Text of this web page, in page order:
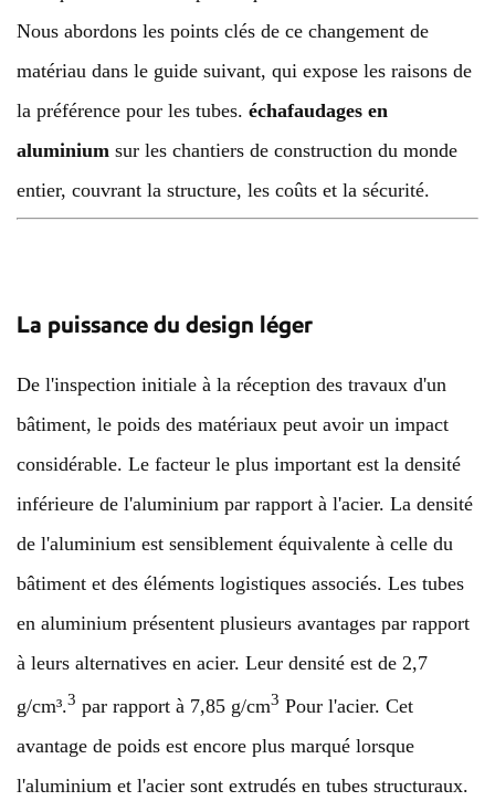
Nous abordons les points clés de ce changement de
matériau dans le guide suivant, qui expose les raisons de
la préférence pour les tubes. échafaudages en
aluminium sur les chantiers de construction du monde
entier, couvrant la structure, les coûts et la sécurité.
La puissance du design léger
De l'inspection initiale à la réception des travaux d'un
bâtiment, le poids des matériaux peut avoir un impact
considérable. Le facteur le plus important est la densité
inférieure de l'aluminium par rapport à l'acier. La densité
de l'aluminium est sensiblement équivalente à celle du
bâtiment et des éléments logistiques associés. Les tubes
en aluminium présentent plusieurs avantages par rapport
à leurs alternatives en acier. Leur densité est de 2,7
g/cm³.3 par rapport à 7,85 g/cm3 Pour l'acier. Cet
avantage de poids est encore plus marqué lorsque
l'aluminium et l'acier sont extrudés en tubes structuraux.